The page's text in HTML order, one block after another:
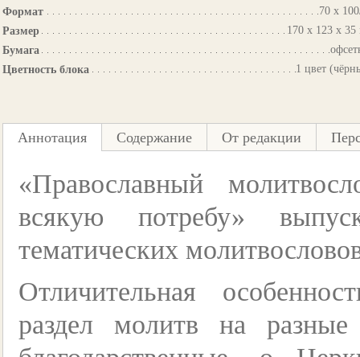
Формат
70 х
Размер
170 х 123 х
Бумага
Цветность блока
1 цвет
Аннотация Содержание От редакции
«Православный
всякую потребу»
тематических
Отличительная
раздел молитв на